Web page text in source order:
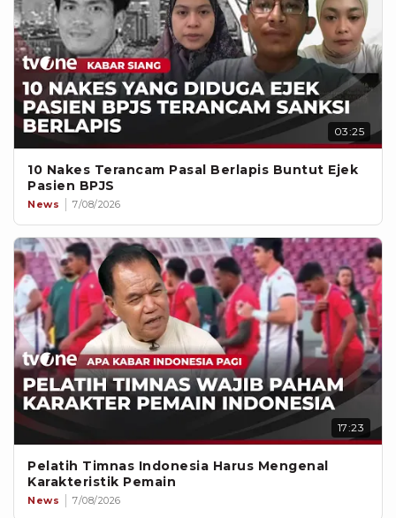
03:25
10 Nakes Terancam Pasal Berlapis Buntut Ejek
Pasien BPJS
News 7/08/2026
17:23
Pelatih Timnas Indonesia Harus Mengenal
Karakteristik Pemain
News 7/08/2026